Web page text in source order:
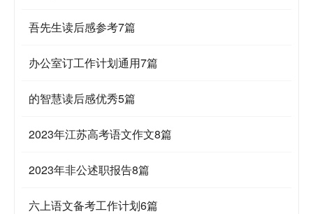
吾先生读后感参考7篇
办公室订工作计划通用7篇
的智慧读后感优秀5篇
2023年江苏高考语文作文8篇
2023年非公述职报告8篇
六上语文备考工作计划6篇